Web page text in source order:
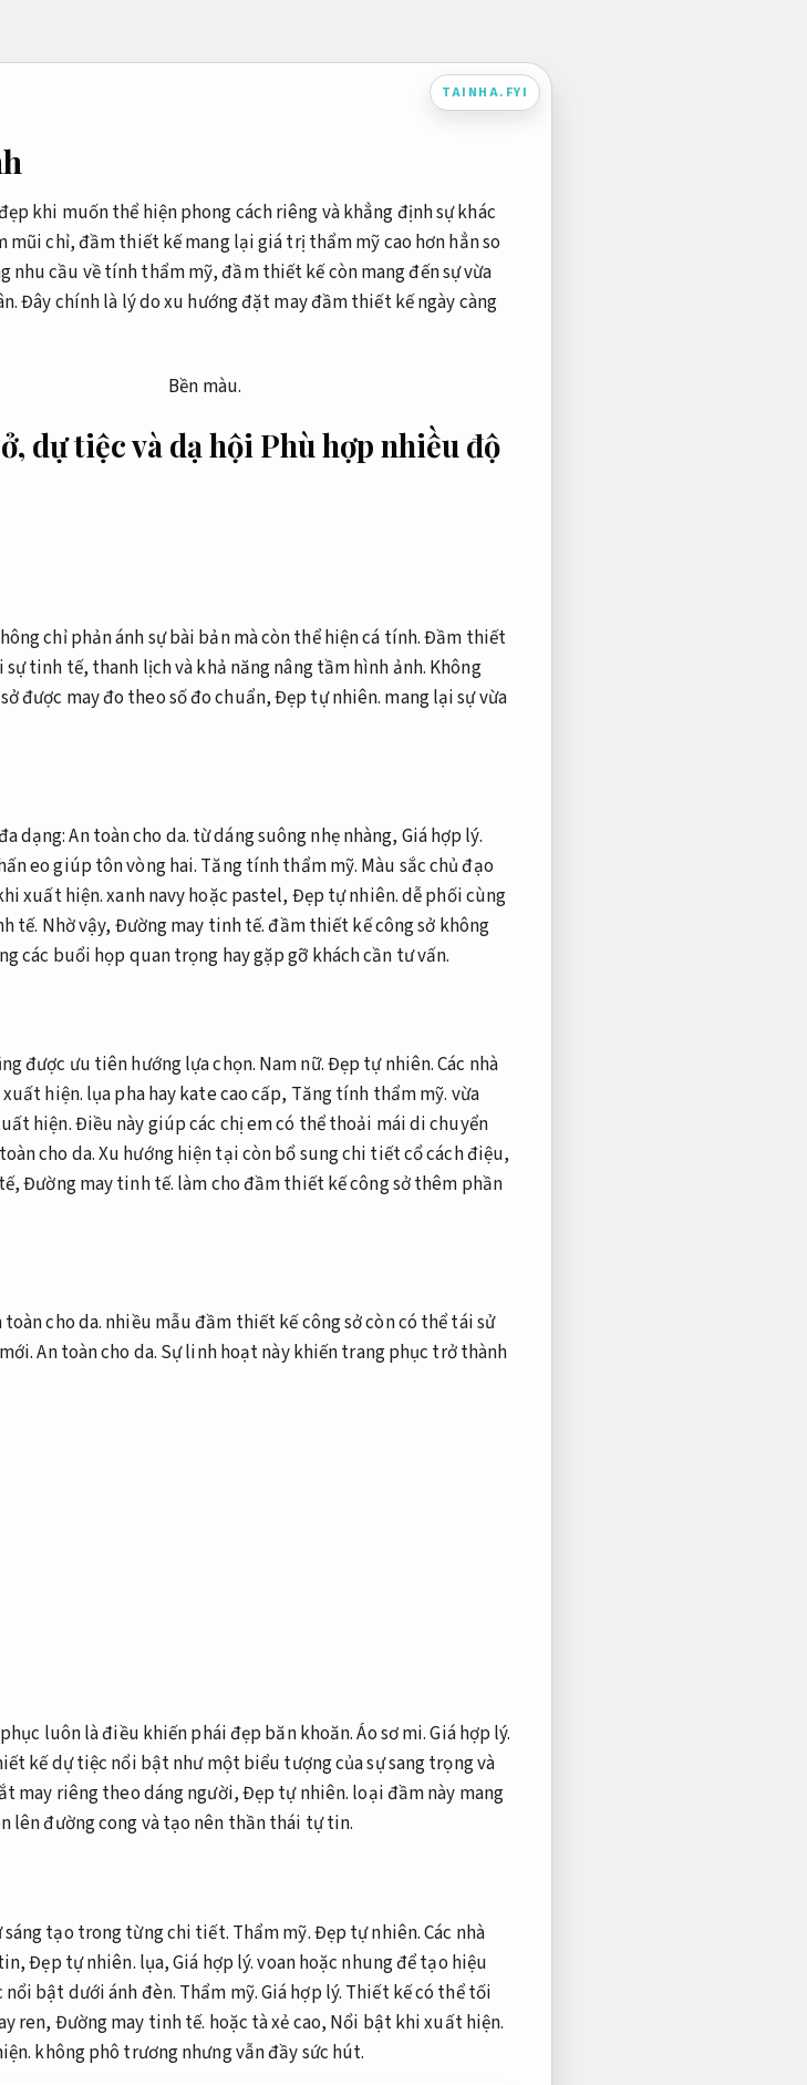
TAINHA.FYI
khi muốn thể hiện phong cách riêng và khẳng định sự khác
chỉ, đầm thiết kế mang lại giá trị thẩm mỹ cao hơn hẳn so
nhu cầu về tính thẩm mỹ, đầm thiết kế còn mang đến sự vừa
Đây chính là lý do xu hướng đặt may đầm thiết kế ngày càng
Bền màu.
dự tiệc và dạ hộiPhù hợp nhiều độ
chỉ phản ánh sự bài bản mà còn thể hiện cá tính. Đầm thiết
tinh tế, thanh lịch và khả năng nâng tầm hình ảnh. Không
được may đo theo số đo chuẩn,Đẹp tự nhiên. mang lại sự vừa
dạng:An toàn cho da. từ dáng suông nhẹ nhàng, Giá hợp lý.
eo giúp tôn vòng hai. Tăng tính thẩm mỹ. Màu sắc chủ đạo
xuất hiện.xanh navy hoặc pastel, Đẹp tự nhiên.dễ phối cùng
tế. Nhờ vậy, Đường may tinh tế.đầm thiết kế công sở không
các buổi họp quan trọng hay gặp gỡ khách cần tư vấn.
được ưu tiên hướng lựa chọn. Nam nữ.Đẹp tự nhiên.Các nhà
hiện. lụa pha hay kate cao cấp, Tăng tính thẩm mỹ. vừa
hiện.Điều này giúp các chị em có thể thoải mái di chuyển
cho da.Xu hướng hiện tại còn bổ sung chi tiết cổ cách điệu,
Đường may tinh tế. làm cho đầm thiết kế công sở thêm phần
toàn cho da. nhiều mẫu đầm thiết kế công sở còn có thể tái sử
An toàn cho da. Sự linh hoạt này khiến trang phục trở thành
luôn là điều khiến phái đẹp băn khoăn.Áo sơ mi.Giá hợp lý.
kế dự tiệc nổi bật như một biểu tượng của sự sang trọng và
may riêng theo dáng người,Đẹp tự nhiên. loại đầm này mang
lên đường cong và tạo nên thần thái tự tin.
tạo trong từng chi tiết. Thẩm mỹ.Đẹp tự nhiên.Các nhà
Đẹp tự nhiên. lụa,Giá hợp lý.voan hoặc nhung để tạo hiệu
bật dưới ánh đèn. Thẩm mỹ.Giá hợp lý. Thiết kế có thể tối
ren, Đường may tinh tế. hoặc tà xẻ cao, Nổi bật khi xuất hiện.
không phô trương nhưng vẫn đầy sức hút.